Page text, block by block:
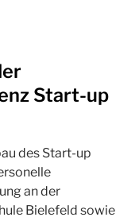
Start-up
des Start-up
an der
Bielefeld sowie